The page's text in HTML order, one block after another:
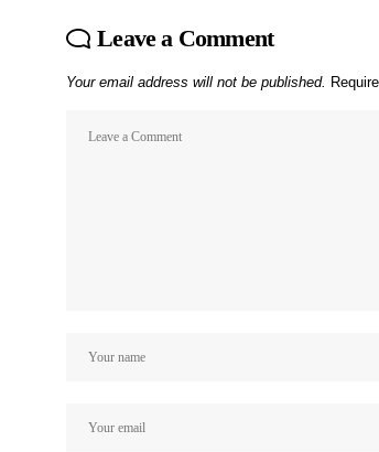
Leave a Comment
Your email address will not be published.